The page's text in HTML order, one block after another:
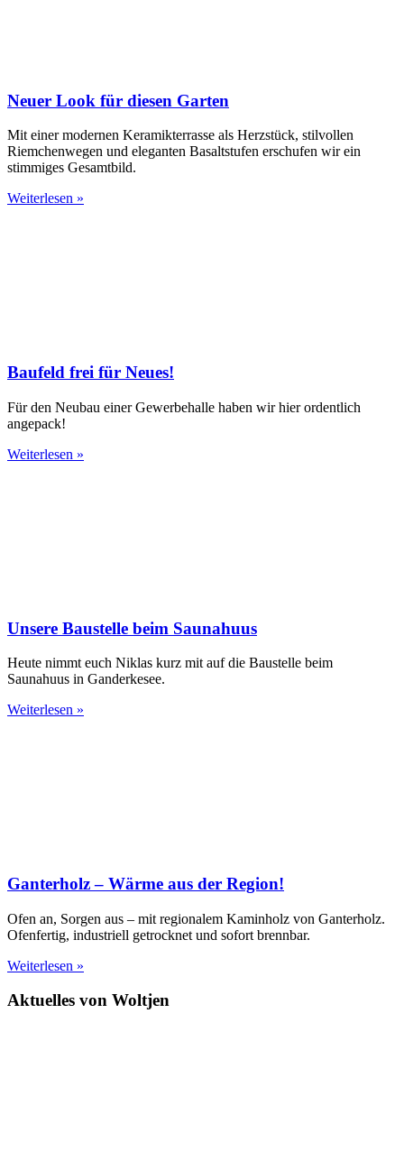
Neuer Look für diesen Garten
Mit einer modernen Keramikterrasse als Herzstück, stilvollen
Riemchenwegen und eleganten Basaltstufen erschufen wir ein
stimmiges Gesamtbild.
Weiterlesen »
Baufeld frei für Neues!
Für den Neubau einer Gewerbehalle haben wir hier ordentlich
angepack!
Weiterlesen »
Unsere Baustelle beim Saunahuus
Heute nimmt euch Niklas kurz mit auf die Baustelle beim
Saunahuus in Ganderkesee.
Weiterlesen »
Ganterholz – Wärme aus der Region!
Ofen an, Sorgen aus – mit regionalem Kaminholz von Ganterholz.
Ofenfertig, industriell getrocknet und sofort brennbar.
Weiterlesen »
Aktuelles von Woltjen